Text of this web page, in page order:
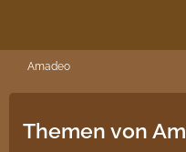
Amadeo
Themen von